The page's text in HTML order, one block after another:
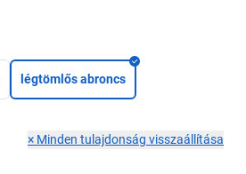
légtömlős abroncs
× Minden tulajdonság visszaállítása